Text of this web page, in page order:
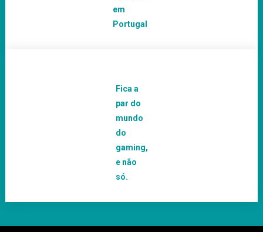
em
Portugal
Fica a
par do
mundo
do
gaming,
e não
só.